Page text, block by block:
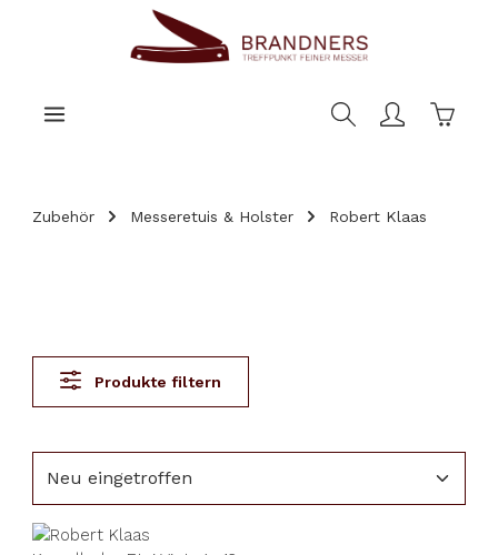
Zubehör Messeretuis & Holster Robert Klaas
Produkte filtern